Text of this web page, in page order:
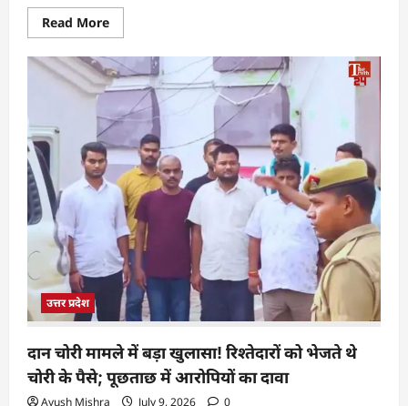
Read More
उत्तर प्रदेश
दान चोरी मामले में बड़ा खुलासा! रिश्तेदारों को भेजते थे
चोरी के पैसे; पूछताछ में आरोपियों का दावा
Ayush Mishra July 9, 2026 0